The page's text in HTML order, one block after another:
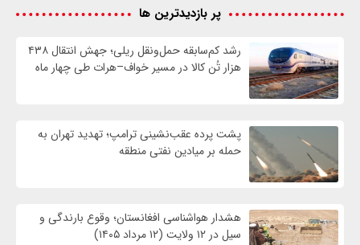
پر بازدیدترین ها
رشد کم‌سابقه حمل‌ونقل ریلی؛ جهش انتقال ۴۳۸
هزار تُن کالا در مسیر خواف–هرات طی چهار ماه
پشت پرده عقب‌نشینی ترامپ؛ تهدید تهران به
حمله بر ميادين نفتی منطقه
هشدار هواشناسی افغانستان؛ وقوع بارندگی و
سیل در ۱۲ ولایت (۱۲ مرداد ۱۴۰۵)